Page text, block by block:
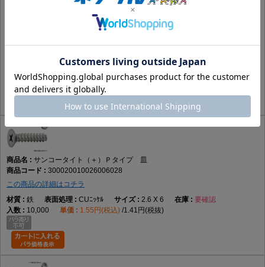
サンコータイト（＋）Ｐタイプ 皿
300020010026006021
この商品の詳細はコチラ
黒ﾆｯｹﾙ(黒灰) 2.6 X 6
サンコータイト（＋）Ｐタイプ 皿
300020010026006028
この商品の詳細はコチラ
鉄
CUﾆｯｹﾙ 2.6 X 6
要確認
10,000
1.55円(税込) 1.41円(税抜)